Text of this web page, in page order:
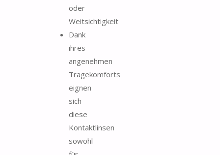
oder
Weitsichtigkeit
Dank
ihres
angenehmen
Tragekomforts
eignen
sich
diese
Kontaktlinsen
sowohl